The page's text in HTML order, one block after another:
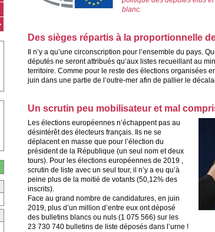
blanc.
Des sièges répartis à la proportionnelle
Il n’y a qu’une circonscription pour l’ensemble du pays.
députés ne seront attribués qu’aux listes recueillant au
territoire. Comme pour le reste des élections organisées
juin dans une partie de l’outre-mer afin de pallier le
Un scrutin peu mobilisateur et mal
Les élections européennes n’échappent pas au
désintérêt des électeurs français. Ils ne se
déplacent en masse que pour l’élection du
président de la République (un seul nom et deux
tours). Pour les élections européennes de 2019 ,
scrutin de liste avec un seul tour, il n’y a eu qu’à
peine plus de la moitié de votants (50,12% des
inscrits).
Face au grand nombre de candidatures, en juin
2019, plus d’un million d’entre eux ont déposé
des bulletins blancs ou nuls (1 075 566) sur les
23 730 740 bulletins de liste déposés dans l’urne !